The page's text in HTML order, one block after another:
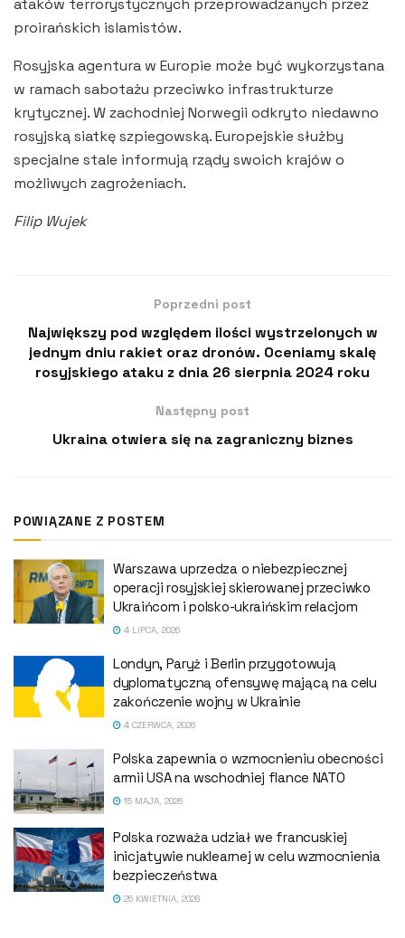
ataków terrorystycznych przeprowadzanych przez
proirańskich islamistów.
Rosyjska agentura w Europie może być wykorzystana
w ramach sabotażu przeciwko infrastrukturze
krytycznej. W zachodniej Norwegii odkryto niedawno
rosyjską siatkę szpiegowską. Europejskie służby
specjalne stale informują rządy swoich krajów o
możliwych zagrożeniach.
Filip Wujek
Poprzedni post
Największy pod względem ilości wystrzelonych w
jednym dniu rakiet oraz dronów. Oceniamy skalę
rosyjskiego ataku z dnia 26 sierpnia 2024 roku
Następny post
Ukraina otwiera się na zagraniczny biznes
POWIĄZANE Z POSTEM
Warszawa uprzedza o niebezpiecznej
operacji rosyjskiej skierowanej przeciwko
Ukraińcom i polsko-ukraińskim relacjom
4 LIPCA, 2026
Londyn, Paryż i Berlin przygotowują
dyplomatyczną ofensywę mającą na celu
zakończenie wojny w Ukrainie
4 CZERWCA, 2026
Polska zapewnia o wzmocnieniu obecności
armii USA na wschodniej flance NATO
15 MAJA, 2026
Polska rozważa udział we francuskiej
inicjatywie nuklearnej w celu wzmocnienia
bezpieczeństwa
25 KWIETNIA, 2026